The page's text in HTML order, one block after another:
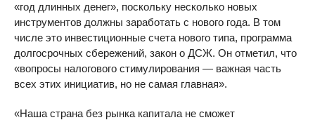
«год длинных денег», поскольку несколько новых
инструментов должны заработать с нового года. В том
числе это инвестиционные счета нового типа, программа
долгосрочных сбережений, закон о ДСЖ. Он отметил, что
«вопросы налогового стимулирования — важная часть
всех этих инициатив, но не самая главная».
«Наша страна без рынка капитала не сможет